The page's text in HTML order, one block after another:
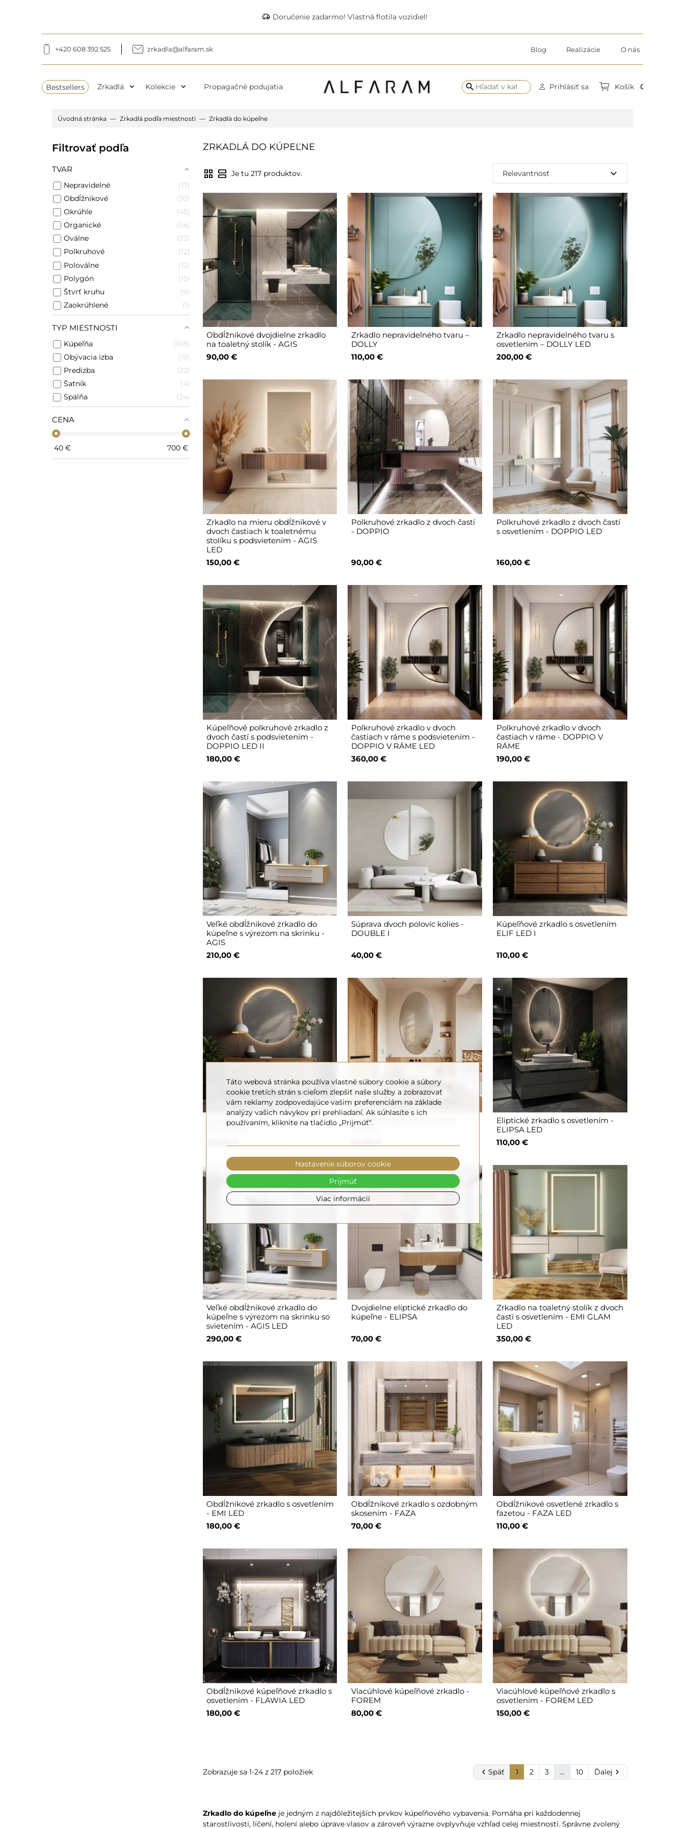
delivery_truck_speed Doručenie zadarmo! Vlastná flotila vozidiel!
+420 608 392 525 zrkadla@alfaram.sk Blog Realizácie O nás
Bestsellers Zrkadlá expand_more Kolekcie expand_more Propagačné podujatia search Prihlásiť sa Košík 0
Úvodná stránka Zrkadlá podľa miestnosti Zrkadlá do kúpeľne
Filtrovať podľa
TVAR
Nepravidelné
17
Obdĺžnikové
30
Okrúhle
45
Organické
54
Oválne
22
Polkruhové
12
Poloválne
12
Polygón
15
Štvrť kruhu
9
Zaokrúhlené
1
TYP MIESTNOSTI
Kúpeľňa
168
Obývacia izba
19
Predizba
22
Šatník
4
Spálňa
24
CENA
40 € 700 €
ZRKADLÁ DO KÚPEĽNE
grid_view view_agenda Je tu 217 produktov. Relevantnosť expand_more
Obdĺžnikové dvojdielne zrkadlo
na toaletný stolík - AGIS
90,00 €
Zrkadlo nepravidelného tvaru –
DOLLY
110,00 €
Zrkadlo nepravidelného tvaru s
osvetlením – DOLLY LED
200,00 €
Zrkadlo na mieru obdĺžnikové v
dvoch častiach k toaletnému
stolíku s podsvietením - AGIS
LED
150,00 €
Polkruhové zrkadlo z dvoch častí
- DOPPIO
90,00 €
Polkruhové zrkadlo z dvoch častí
s osvetlením - DOPPIO LED
160,00 €
Kúpeľňové polkruhové zrkadlo z
dvoch častí s podsvietením -
DOPPIO LED II
180,00 €
Polkruhové zrkadlo v dvoch
častiach v ráme s podsvietením -
DOPPIO V RÁME LED
360,00 €
Polkruhové zrkadlo v dvoch
častiach v ráme - DOPPIO V
RÁME
190,00 €
Veľké obdĺžnikové zrkadlo do
kúpeľne s výrezom na skrinku -
AGIS
210,00 €
Súprava dvoch polovíc kolies -
DOUBLE I
40,00 €
Kúpeľňové zrkadlo s osvetlením
ELIF LED I
110,00 €
Kúpeľňové zrkadlo s osvetlením
ELIF LED II
Eliptické kúpeľňové zrkadlo -
ELIPSA
Eliptické zrkadlo s osvetlením -
ELIPSA LED
110,00 €
Veľké obdĺžnikové zrkadlo do
kúpeľne s výrezom na skrinku so
svietením - AGIS LED
290,00 €
Dvojdielne eliptické zrkadlo do
kúpeľne - ELIPSA
70,00 €
Zrkadlo na toaletný stolík z dvoch
častí s osvetlením - EMI GLAM
LED
350,00 €
Obdĺžnikové zrkadlo s osvetlením
- EMI LED
180,00 €
Obdĺžnikové zrkadlo s ozdobným
skosením - FAZA
70,00 €
Obdĺžnikové osvetlené zrkadlo s
fazetou - FAZA LED
110,00 €
Obdĺžnikové kúpeľňové zrkadlo s
osvetlením - FLAWIA LED
180,00 €
Viacúhlové kúpeľňové zrkadlo -
FOREM
80,00 €
Viacúhlové kúpeľňové zrkadlo s
osvetlením - FOREM LED
150,00 €
Zobrazuje sa 1-24 z 217 položiek  Späť 1 2 3 … 10 Ďalej 
Zrkadlo do kúpeľneje jedným z najdôležitejších prvkov kúpeľňového vybavenia. Pomáha pri každodennej
starostlivosti, líčení, holení alebo úprave vlasov a zároveň výrazne ovplyvňuje vzhľad celej miestnosti. Správne zvolený
Táto webová stránka používa vlastné súbory cookie a súbory
cookie tretích strán s cieľom zlepšiť naše služby a zobrazovať
vám reklamy zodpovedajúce vašim preferenciám na základe
analýzy vašich návykov pri prehliadaní. Ak súhlasíte s ich
používaním, kliknite na tlačidlo „Prijmúť“.
Viac informácií
Nastavenie súborov cookie
Prijmúť